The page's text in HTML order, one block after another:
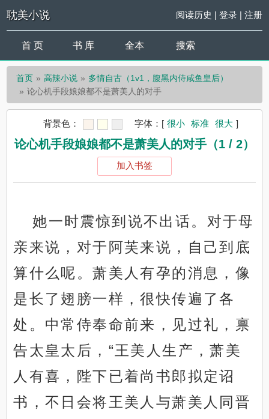
耽美小说 阅读历史 | 登录| 注册
首 页 书 库 全本 搜索
首页 高辣小说
多情自古（1v1，腹黑内侍咸鱼皇后）
论心机手段娘娘都不是萧美人的对手
背景色： 字体： [ 很小 标准 很大 ]
论心机手段娘娘都不是萧美人的对手（1 / 2）
加入书签
她一时震惊到说不出话。对于母
亲来说，对于阿芙来说，自己到底
算什么呢。萧美人有孕的消息，像
是长了翅膀一样，很快传遍了各
处。中常侍奉命前来，见过礼，禀
告太皇太后，“王美人生产，萧美
人有喜，陛下已着尚书郎拟定诏
书，不日会将王美人与萧美人同晋